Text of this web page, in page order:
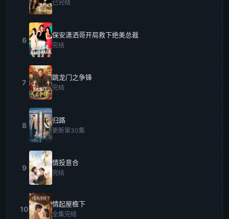
已完结
6
保安潇洒哥开局救下绝美总裁
完结
7
跳龙门之争锋
完结
8
归路
更新第30集
9
情投意合
完结
10
情起屋檐下
全集完结